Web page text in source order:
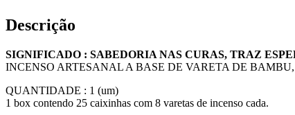
Descrição
SIGNIFICADO : SABEDORIA NAS CURAS, TRAZ
INCENSO ARTESANAL A BASE DE VARETA DE
QUANTIDADE : 1 (um)
1 box contendo 25 caixinhas com 8 varetas de incenso cada.